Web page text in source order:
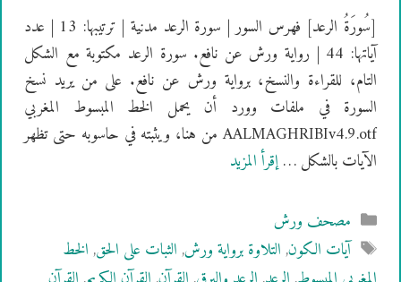
[سُورَةُ الرعد] فهرس السور | سورة الرعد مدنية | ترتيبها: 13 | عدد
آياتها: 44 | رواية ورش عن نافع. سورة الرعد مكتوبة مع الشكل
التام، للقراءة والنسخ، برواية ورش عن نافع. على من يريد نسخ
السورة في ملفات وورد أن يحمل الخط المبسوط المغربي
AALMAGHRIBIv4.9.otf من هنا، ويثبته في حاسوبه حتى تظهر
الآيات بالشكل …إقرأ المزيد
التصنيفات
مصحف ورش
الوسوم
آيات الكون,التلاوة برواية ورش,الثبات على الحق,الخط